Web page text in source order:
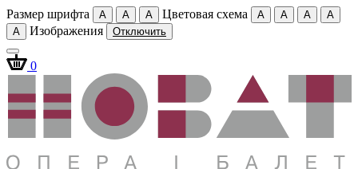
Размер шрифта A A A Цветовая схема A A A
A
A
Изображения Отключить
0